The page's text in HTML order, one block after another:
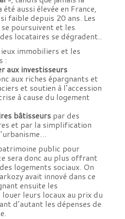
aussi élevée en France,
faible depuis 20 ans. Les
poursuivent et les
locataires se dégradent..
immobiliers et les
:
aux investisseurs
aux riches épargnants et
et soutien à l’accession
à cause du logement
bâtisseurspar des
et par la simplification
public pour
sera donc au plus offrant
logements sociaux. On
avait innové dans ce
ensuite les
leurs locaux au prix du
d’autant les dépenses de